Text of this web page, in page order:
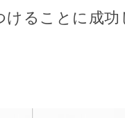
ることに成